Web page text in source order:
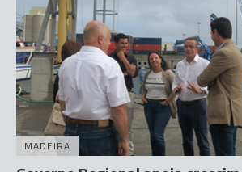
MADEIRA